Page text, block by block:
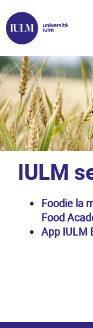
IULM
Foodie la
Food
App IULM